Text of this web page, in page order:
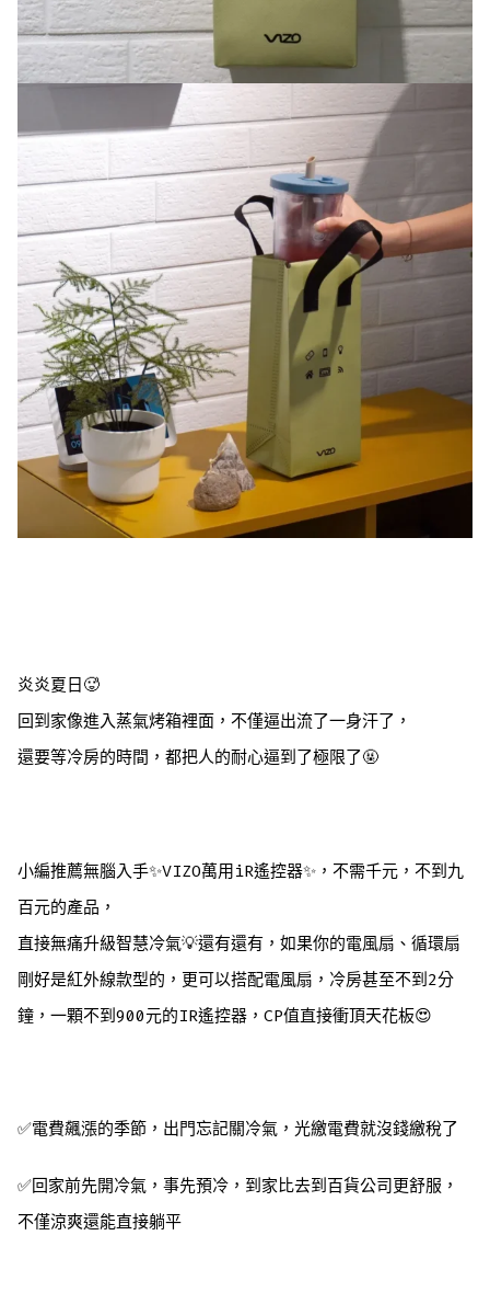
炎炎夏日🥵
回到家像進入蒸氣烤箱裡面，不僅逼出流了一身汗了，
還要等冷房的時間，都把人的耐心逼到了極限了🤬
小編推薦無腦入手✨VIZO萬用iR遙控器✨，不需千元，不到九
百元的產品，
直接無痛升級智慧冷氣💡還有還有，如果你的電風扇、循環扇
剛好是紅外線款型的，更可以搭配電風扇，冷房甚至不到2分
鐘，一顆不到900元的IR遙控器，CP值直接衝頂天花板😍
✅電費飆漲的季節，出門忘記關冷氣，光繳電費就沒錢繳稅了
✅回家前先開冷氣，事先預冷，到家比去到百貨公司更舒服，
不僅涼爽還能直接躺平